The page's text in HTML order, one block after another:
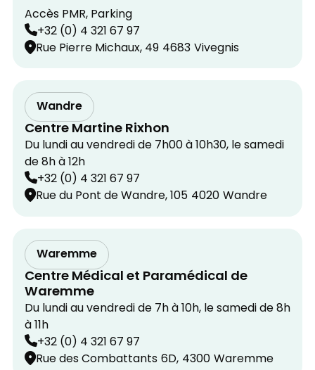
Accès PMR, Parking
+32 (0) 4 321 67 97
Rue Pierre Michaux, 49 4683 Vivegnis
Wandre
Centre Martine Rixhon
Du lundi au vendredi de 7h00 à 10h30, le samedi
de 8h à 12h
+32 (0) 4 321 67 97
Rue du Pont de Wandre, 105 4020 Wandre
Waremme
Centre Médical et Paramédical de
Waremme
Du lundi au vendredi de 7h à 10h, le samedi de 8h
à 11h
+32 (0) 4 321 67 97
Rue des Combattants 6D, 4300 Waremme